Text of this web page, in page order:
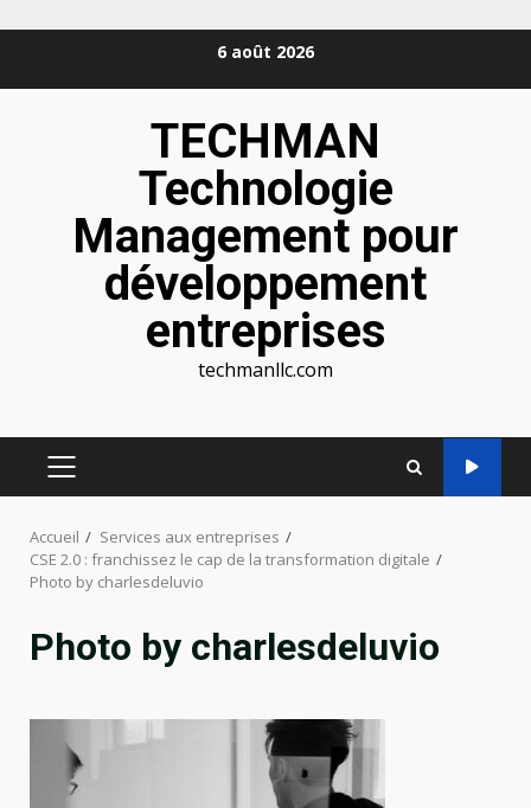
6 août 2026
TECHMAN
Technologie
Management pour
développement
entreprises
techmanllc.com
MENU
Accueil
Services aux entreprises
CSE 2.0 : franchissez le cap de la transformation digitale
Photo by charlesdeluvio
Photo by charlesdeluvio